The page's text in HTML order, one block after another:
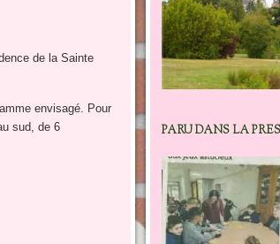
de la Sainte
envisagé. Pour
sud, de 6
PARU DANS LA